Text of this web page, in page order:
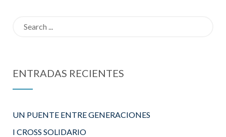
ENTRADAS RECIENTES
UN PUENTE ENTRE GENERACIONES
I CROSS SOLIDARIO